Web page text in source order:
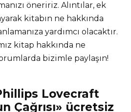
öneririz. Alıntılar, ek
kitabın ne hakkında
yardımcı olacaktır.
kitap hakkında ne
bizimle paylaşın!
Lovecraft
Çağrısı» ücretsiz